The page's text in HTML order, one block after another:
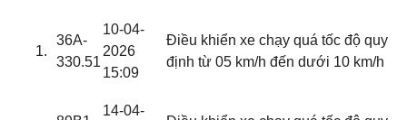
36A-
330.51
10-04-
2026
15:09
Điều khiển xe chạy quá tốc độ quy
định từ 05 km/h đến dưới 10 km/h
14-04-